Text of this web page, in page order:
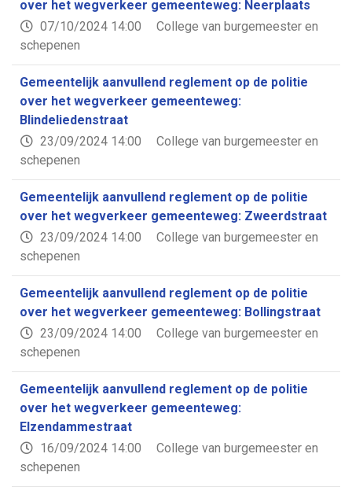
over het wegverkeer gemeenteweg: Neerplaats
07/10/2024 14:00
College van burgemeester en
schepenen
Gemeentelijk aanvullend reglement op de politie
over het wegverkeer gemeenteweg:
Blindeliedenstraat
23/09/2024 14:00
College van burgemeester en
schepenen
Gemeentelijk aanvullend reglement op de politie
over het wegverkeer gemeenteweg: Zweerdstraat
23/09/2024 14:00
College van burgemeester en
schepenen
Gemeentelijk aanvullend reglement op de politie
over het wegverkeer gemeenteweg: Bollingstraat
23/09/2024 14:00
College van burgemeester en
schepenen
Gemeentelijk aanvullend reglement op de politie
over het wegverkeer gemeenteweg:
Elzendammestraat
16/09/2024 14:00
College van burgemeester en
schepenen